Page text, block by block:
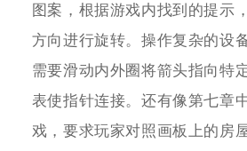
图案，根据游戏内找到的提示
方向进行旋转。操作复杂的设
需要滑动内外圈将箭头指向特
表使指针连接。还有像第七章
戏，要求玩家对照画板上的房